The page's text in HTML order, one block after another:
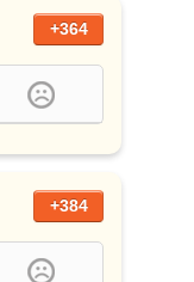
+364
+384